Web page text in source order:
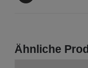
Ähnliche